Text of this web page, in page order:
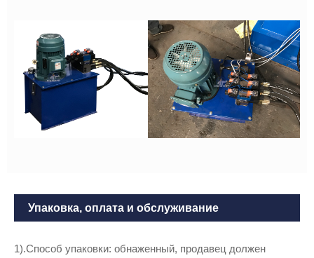
Упаковка, оплата и обслуживание
1).Способ упаковки: обнаженный, продавец должен